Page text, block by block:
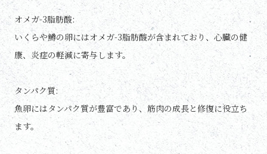
オメガ-3脂肪酸:
いくらや鱒の卵にはオメガ-3脂肪酸が含まれており、心臓の健
康、炎症の軽減に寄与します。
タンパク質:
魚卵にはタンパク質が豊富であり、筋肉の成長と修復に役立ち
ます。